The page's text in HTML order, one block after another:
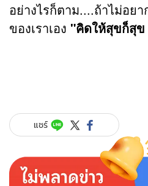
อย่างไรก็ตาม....ถ้าไม่อย
ของเราเอง "คิดให้สุขก็สุ
แชร์